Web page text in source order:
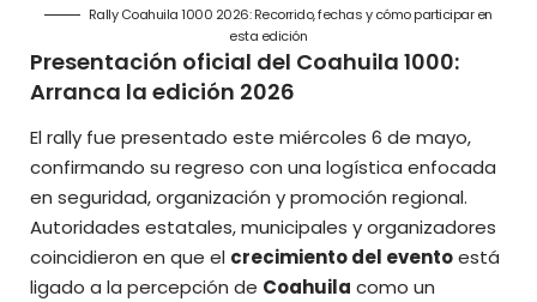
Rally Coahuila 1000 2026: Recorrido, fechas y cómo participar en
esta edición
Presentación oficial del Coahuila 1000:
Arranca la edición 2026
El rally fue presentado este miércoles 6 de mayo,
confirmando su regreso con una logística enfocada
en seguridad, organización y promoción regional.
Autoridades estatales, municipales y organizadores
coincidieron en que el crecimiento del eventoestá
ligado a la percepción de Coahuila como un